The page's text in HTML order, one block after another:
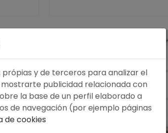
própias y de terceros para analizar el
mostrarte publicidad relacionada con
la base de un perfil elaborado a
de navegación (por ejemplo páginas
de cookies